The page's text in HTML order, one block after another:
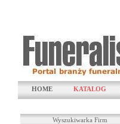
HOME KATALOG
Wyszukiwarka Firm